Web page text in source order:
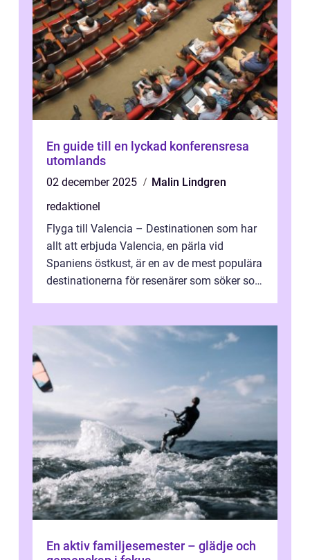
En guide till en lyckad konferensresa
utomlands
02 december 2025
Malin Lindgren
redaktionel
Flyga till Valencia – Destinationen som har
allt att erbjuda Valencia, en pärla vid
Spaniens östkust, är en av de mest populära
destinationerna för resenärer som söker sol,
En aktiv familjesemester – glädje och